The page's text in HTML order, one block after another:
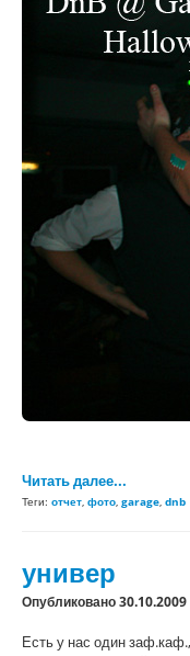
Читать далее...
Теги: отчет, фото, garage, dnb
универ
Опубликовано 30.10.2009
Есть у нас один